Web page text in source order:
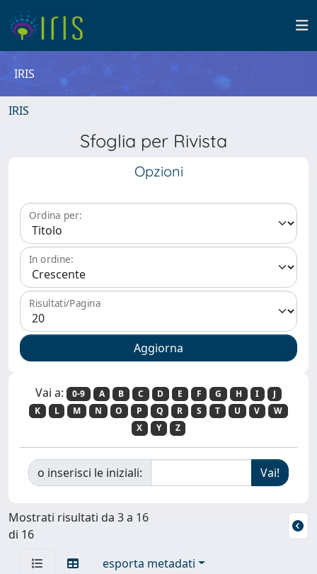
IRIS
IRIS
Sfoglia per Rivista
Opzioni
Ordina per:
In ordine:
Risultati/Pagina
Vai a: 0-9 A B C D E F G H I
J
K
L M N O P Q R S T U V
W
X
Y Z
o inserisci le iniziali:
Mostrati risultati da 3 a 16
di 16
esporta metadati